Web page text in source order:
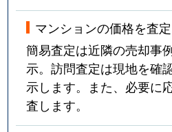
マンションの価格を査定
簡易査定は近隣の売却事
示。訪問査定は現地を確
示します。また、必要に
査します。